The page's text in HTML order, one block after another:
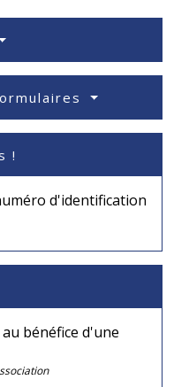
!
d'identification
bénéfice d'une